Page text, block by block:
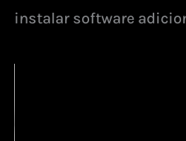
instalar software